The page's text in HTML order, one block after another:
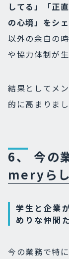
してる」「正
の心境」をシ
以外の余白の
や協力体制が生
結果としてメ
的に高まりまし
6、 今の
meryら
学生と企業
めりな仲間
今の業務で特